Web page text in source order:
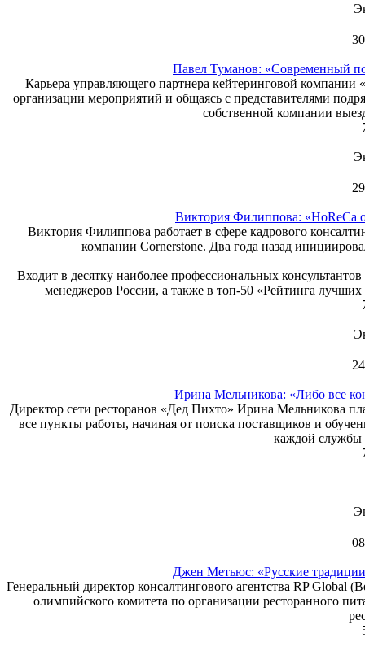
Павел Туманов: «Современный
Карьера управляющего партнера кейтеринговой
организации мероприятий и общаясь с представителями
собственной компании
Виктория Филиппова: «HoReCa
Виктория Филиппова работает в сфере кадрового
компании Cornerstone. Два года назад
Входит в десятку наиболее профессиональных
менеджеров России, а также в топ-50 «Рейтинга
Ирина Мельникова: «Либо все
Директор сети ресторанов «Дед Пихто» Ирина Мельникова
все пункты работы, начиная от поиска поставщиков и
каждой службы
Джен Метьюс: «Русские
Генеральный директор консалтингового агентства RP Global
олимпийского комитета по организации ресторанного